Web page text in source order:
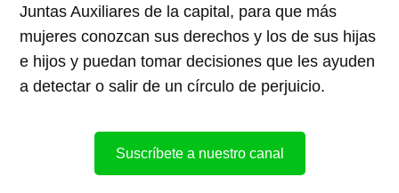
Juntas Auxiliares de la capital, para que más
mujeres conozcan sus derechos y los de sus hijas
e hijos y puedan tomar decisiones que les ayuden
a detectar o salir de un círculo de perjuicio.
Suscríbete a nuestro canal